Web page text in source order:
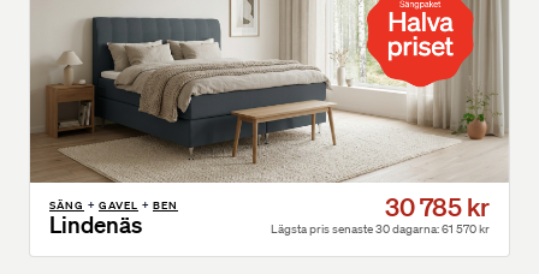
SÄNG + GAVEL + BEN
Lindenäs
30 785 kr
Lägsta pris senaste 30 dagarna: 61 570 kr